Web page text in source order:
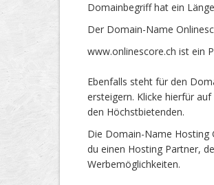
Domainbegriff hat ein
Der Domain-Name
www.onlinescore.ch ist ein
Ebenfalls steht für den
ersteigern. Klicke hierfür
den Höchstbietenden.
Die Domain-Name Hosting
du einen Hosting Partner,
Werbemöglichkeiten.